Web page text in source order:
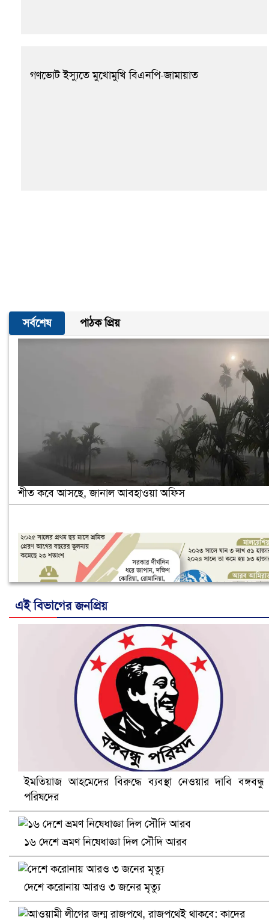
গণভোট ইস্যুতে মুখোমুখি বিএনপি-জামায়াত
সর্বশেষ পাঠক প্রিয়
শীত কবে আসছে, জানাল আবহাওয়া অফিস
নানা সংকটে রিক্রুটিং এজেন্সি, হুমকির মুখে শ্রম রপ্তানি
খুলনায় বিএনপি অফিসে গুলি-বোমা হামলা, নিহত ১
এই বিভাগের জনপ্রিয়
ইমতিয়াজ আহমেদের বিরুদ্ধে ব্যবস্থা নেওয়ার দাবি বঙ্গবন্ধু
পরিষদের
১৬ দেশে ভ্রমণ নিষেধাজ্ঞা দিল সৌদি আরব
দেশে করোনায় আরও ৩ জনের মৃত্যু